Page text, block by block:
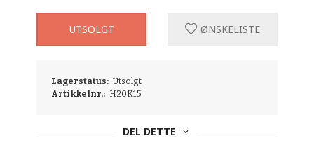
UTSOLGT ØNSKELISTE
Lagerstatus: Utsolgt
Artikkelnr.: H20K15
DEL DETTE